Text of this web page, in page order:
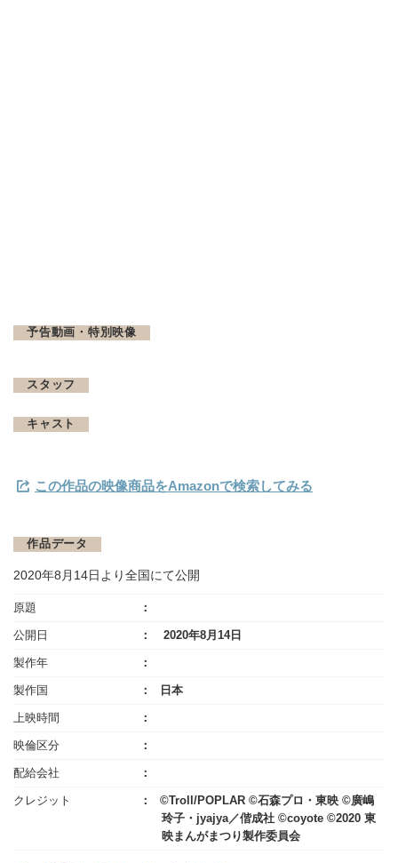
予告動画・特別映像
スタッフ
キャスト
この作品の映像商品をAmazonで検索してみる
作品データ
2020年8月14日より全国にて公開
原題
公開日 2020年8月14日
製作年
製作国 日本
上映時間
映倫区分
配給会社
クレジット
©Troll/POPLAR ©石森プロ・東映 ©廣嶋
玲子・jyajya／偕成社 ©coyote ©2020 東
映まんがまつり製作委員会